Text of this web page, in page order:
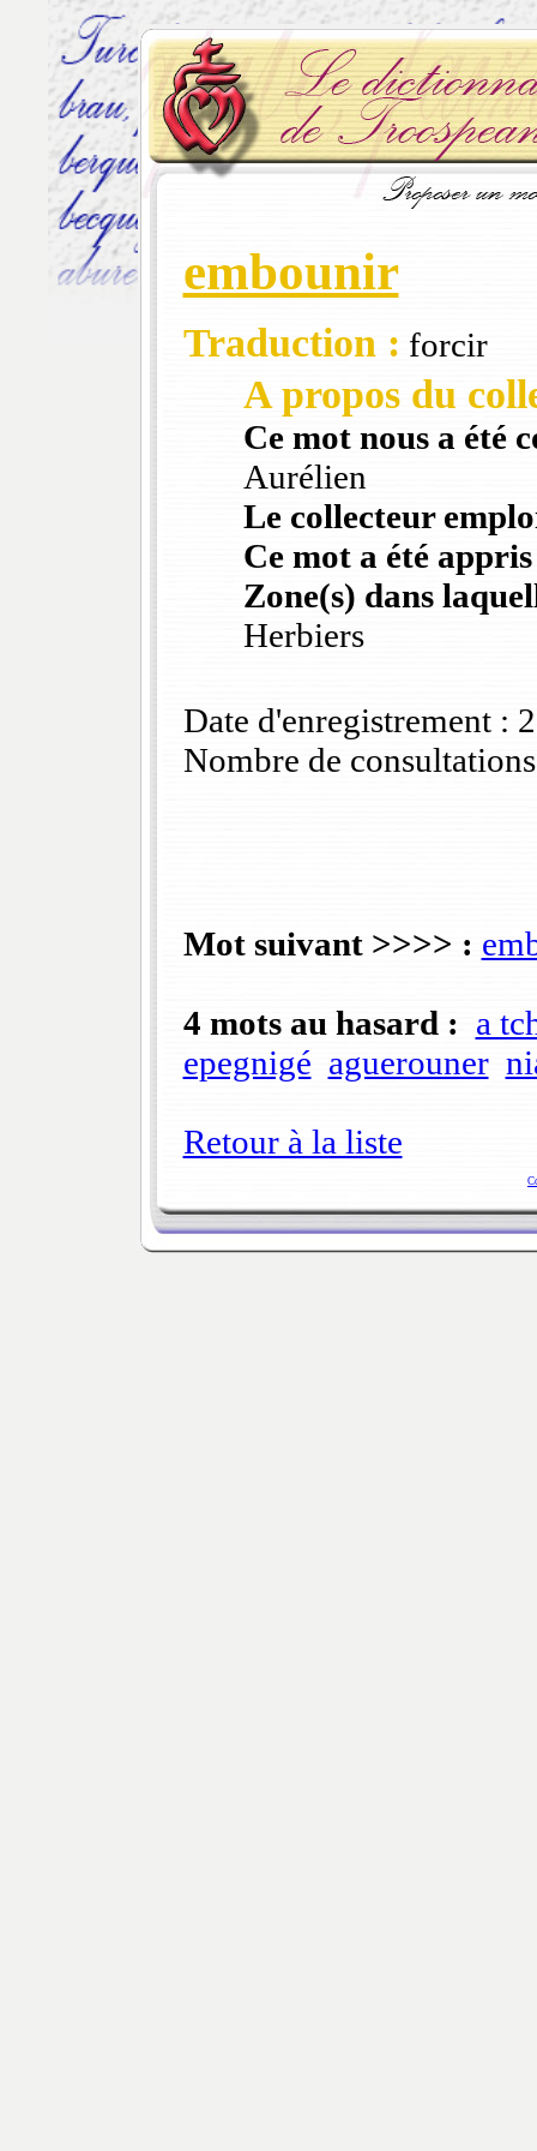
embounir
Traduction : forcir
A propos du
Ce mot nous a été
Aurélien
Le collecteur
Ce mot a été
Zone(s) dans
Herbiers
Date d'enregistrement :
Nombre de
Mot suivant >>>> :
4 mots au hasard : a
epegnigé aguerouner
Retour à la liste